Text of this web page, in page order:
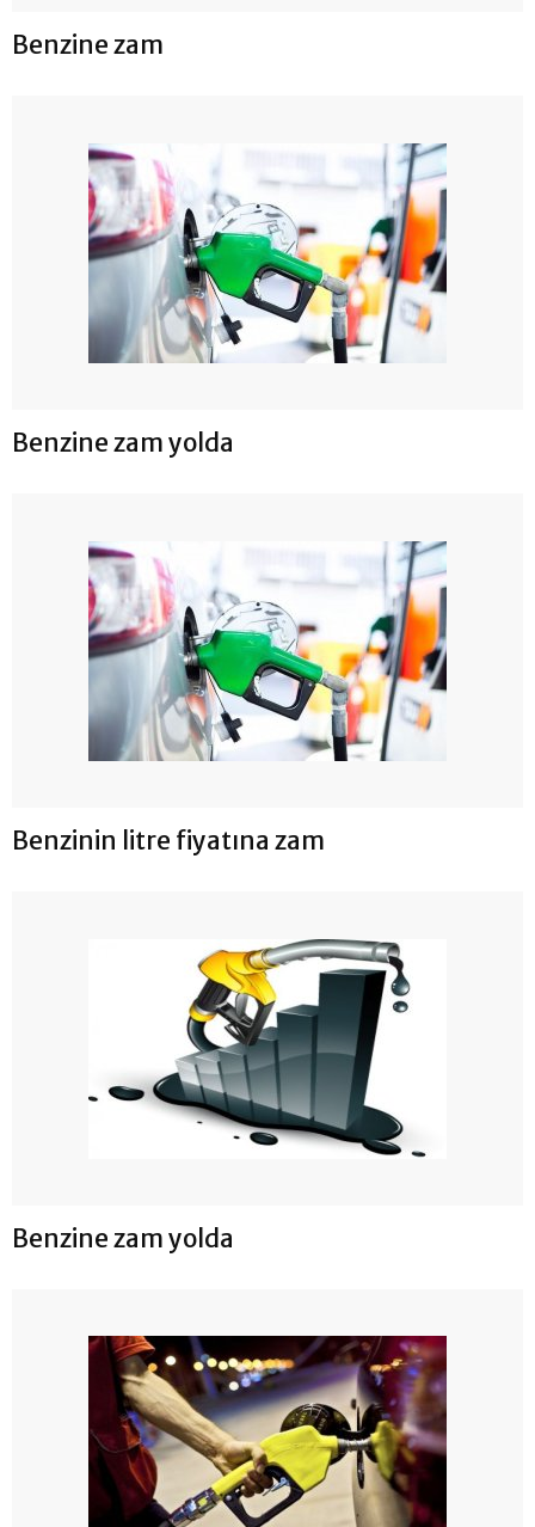
Benzine zam
Benzine zam yolda
Benzinin litre fiyatına zam
Benzine zam yolda